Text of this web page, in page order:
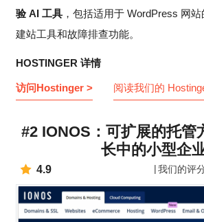
验 AI 工具 ，包括适用于 WordPress 网站
建站工具和故障排查功能。
HOSTINGER 详情
访问Hostinger > 阅读我们的
#2 IONOS：可扩展的托管
长中的小型企
4.9 我们的评